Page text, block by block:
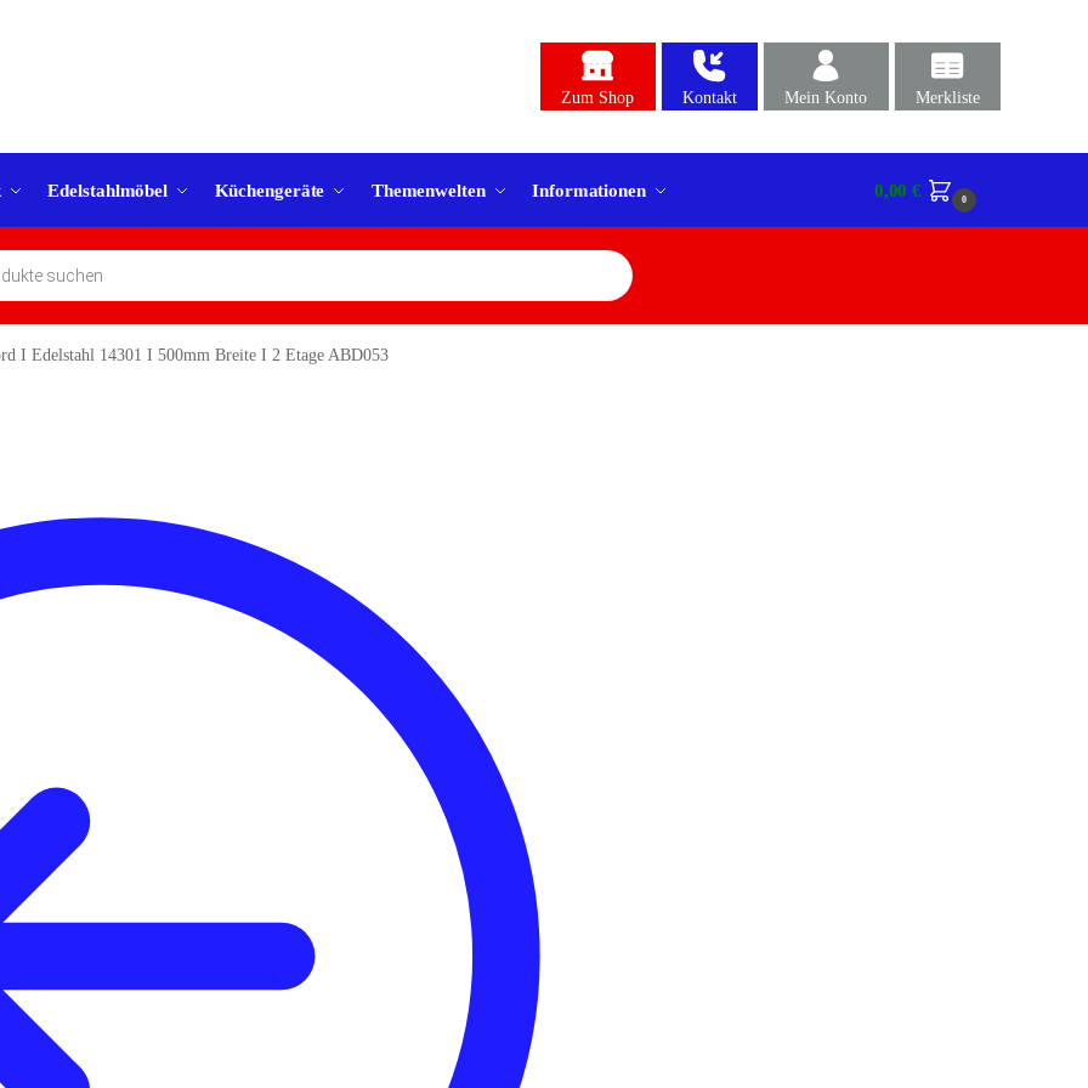
Zum Shop Kontakt Mein Konto Merkliste
Edelstahlmöbel Küchengeräte Themenwelten Informationen 0,00€ 0
I Edelstahl 14301 I 500mm Breite I 2 Etage ABD053